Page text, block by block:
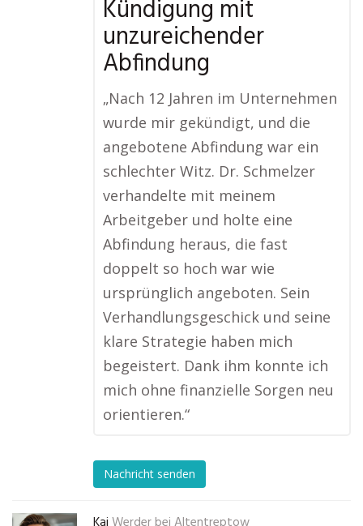
Kündigung mit
unzureichender
Abfindung
„Nach 12 Jahren im Unternehmen
wurde mir gekündigt, und die
angebotene Abfindung war ein
schlechter Witz. Dr. Schmelzer
verhandelte mit meinem
Arbeitgeber und holte eine
Abfindung heraus, die fast
doppelt so hoch war wie
ursprünglich angeboten. Sein
Verhandlungsgeschick und seine
klare Strategie haben mich
begeistert. Dank ihm konnte ich
mich ohne finanzielle Sorgen neu
orientieren.“
Nachricht senden